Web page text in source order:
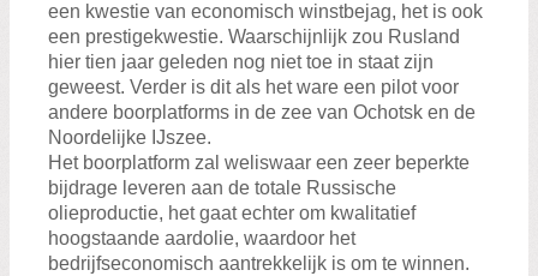
een kwestie van economisch winstbejag, het is ook
een prestigekwestie. Waarschijnlijk zou Rusland
hier tien jaar geleden nog niet toe in staat zijn
geweest. Verder is dit als het ware een pilot voor
andere boorplatforms in de zee van Ochotsk en de
Noordelijke IJszee.
Het boorplatform zal weliswaar een zeer beperkte
bijdrage leveren aan de totale Russische
olieproductie, het gaat echter om kwalitatief
hoogstaande aardolie, waardoor het
bedrijfseconomisch aantrekkelijk is om te winnen.